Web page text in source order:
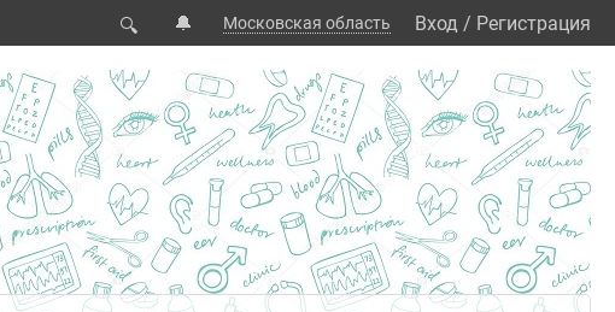
🔍 🔔 Московская область Вход / Регистрация